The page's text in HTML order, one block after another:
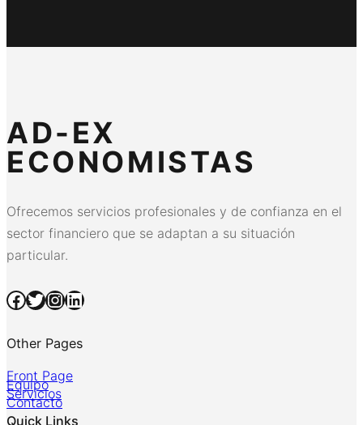
AD-EX
ECONOMISTAS
Ofrecemos servicios profesionales y de confianza en el
sector financiero que se adaptan a su situación
particular.
Facebook Twitter InstagramLinkedIn
Other Pages
Front Page
Equipo
Servicios
Contacto
Quick Links